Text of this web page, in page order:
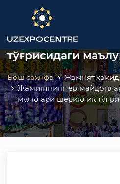
menu
Жамиятнинг ер
бошқа мол-
тўғрисидаги
Бош саҳифа
Жамият
Жамиятнинг ер
мулклари шериклик